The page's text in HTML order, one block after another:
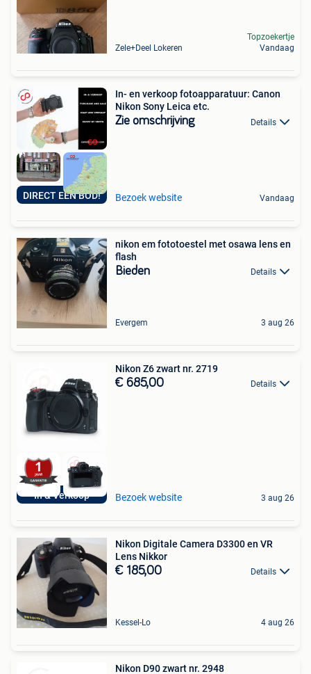
Zele+Deel Lokeren
Topzoekertje
Vandaag
DIRECT EEN BOD!
In- en verkoop fotoapparatuur: Canon
Nikon Sony Leica etc.
Zie omschrijving Details
Bezoek website Vandaag
nikon em fototoestel met osawa lens en
flash
Bieden Details
Evergem 3 aug 26
In & Verkoop
Nikon Z6 zwart nr. 2719
€ 685,00 Details
Bezoek website 3 aug 26
Nikon Digitale Camera D3300 en VR
Lens Nikkor
€ 185,00 Details
Kessel-Lo 4 aug 26
Nikon D90 zwart nr. 2948